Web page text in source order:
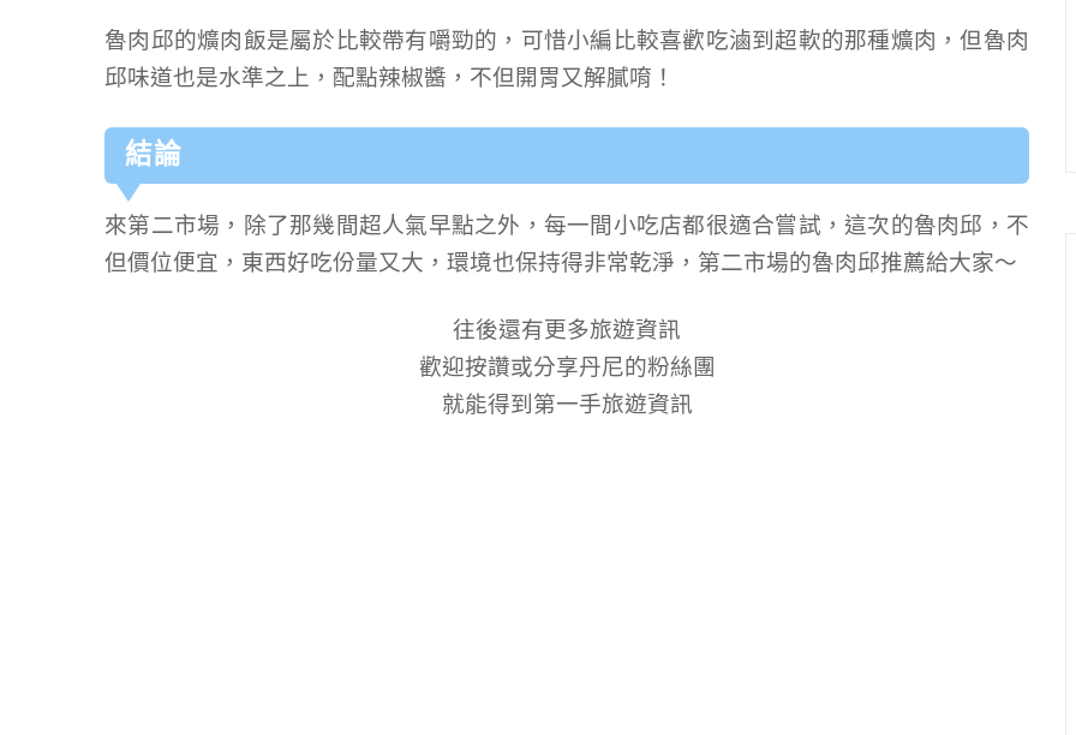
魯肉邱的爌肉飯是屬於比較帶有嚼勁的，可惜小編比較喜歡吃滷到超軟的那種爌肉，但魯肉
邱味道也是水準之上，配點辣椒醬，不但開胃又解膩唷！
結論
來第二市場，除了那幾間超人氣早點之外，每一間小吃店都很適合嘗試，這次的魯肉邱，不
但價位便宜，東西好吃份量又大，環境也保持得非常乾淨，第二市場的魯肉邱推薦給大家～
往後還有更多旅遊資訊
歡迎按讚或分享丹尼的粉絲團
就能得到第一手旅遊資訊